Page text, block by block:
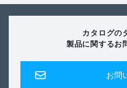
カタログの
製品に関するお
お問